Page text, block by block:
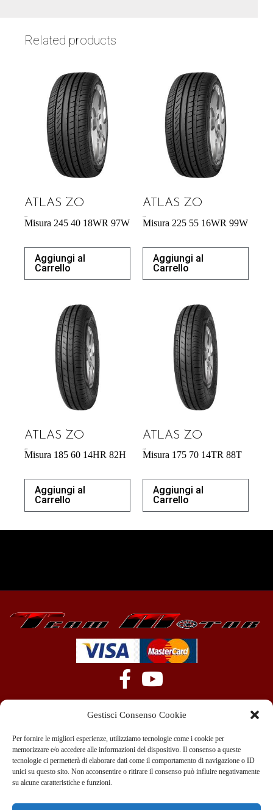
Gestisci Consenso Cookie
Per fornire le migliori esperienze, utilizziamo tecnologie come i cookie per
memorizzare e/o accedere alle informazioni del dispositivo. Il consenso a queste
tecnologie ci permetterà di elaborare dati come il comportamento di navigazione o ID
unici su questo sito. Non acconsentire o ritirare il consenso può influire negativamente
su alcune caratteristiche e funzioni.
Related products
ATLAS ZO
Misura 245 40 18WR 97W
Aggiungi al
Carrello
ATLAS ZO
Misura 225 55 16WR 99W
Aggiungi al
Carrello
ATLAS ZO
Misura 185 60 14HR 82H
Aggiungi al
Carrello
ATLAS ZO
Misura 175 70 14TR 88T
Aggiungi al
Carrello
+39 351 970 89 33
info@teammotor.it